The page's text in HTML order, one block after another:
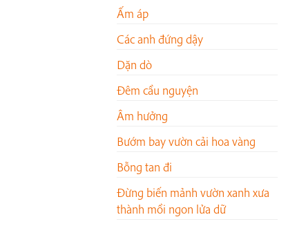
Ấm áp
Các anh đứng dậy
Dặn dò
Đêm cầu nguyện
Âm hưởng
Bướm bay vườn cải hoa vàng
Bỗng tan đi
Đừng biến mảnh vườn xanh xưa
thành mồi ngon lửa dữ